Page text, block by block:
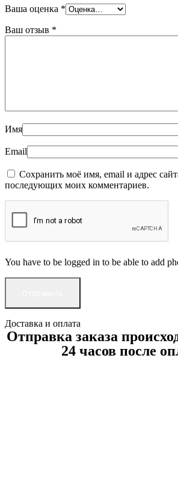
Ваша оценка *
Ваш отзыв *
Имя
Email
Сохранить моё имя, email и адрес
последующих моих комментариев.
You have to be logged in to be able to add
Доставка и оплата
Отправка заказа
24 часов после